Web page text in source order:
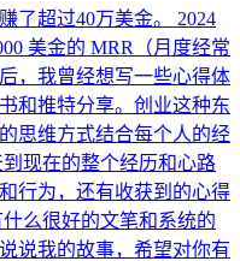
了超过40万美金。 2024
美金的 MRR（月度经常
，我曾经想写一些心得体
和推特分享。创业这种东
思维方式结合每个人的经
现在的整个经历和心路
行为，还有收获到的心得
么很好的文笔和系统的
说我的故事，希望对你有